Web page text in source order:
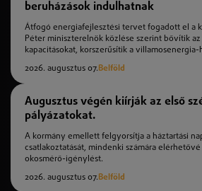
beruházások indulhatnak
Átfogó energiafejlesztési tervet fogadott el a
Péter miniszterelnök közlése szerint bővítik
kapacitásokat, korszerűsítik a villamosenergia-
2026. augusztus 07.Belföld
Augusztus végén kiírják az első
pályázatokat.
A kormány emellett felgyorsítja a háztartási
csatlakoztatását, mindenki számára
okosmérő-igénylést.
2026. augusztus 07.Belföld